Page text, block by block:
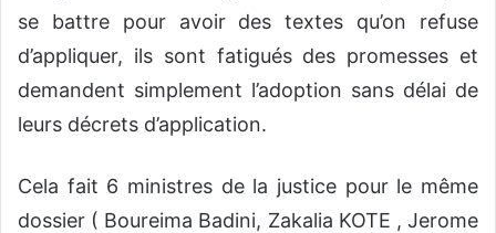
se battre pour avoir des textes qu’on refuse
d’appliquer, ils sont fatigués des promesses et
demandent simplement l’adoption sans délai de
leurs décrets d’application.
Cela fait 6 ministres de la justice pour le même
dossier ( Boureima Badini, Zakalia KOTE , Jerome